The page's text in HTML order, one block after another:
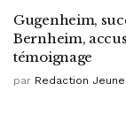
Gugenheim,
Bernheim,
témoignage
par Redaction